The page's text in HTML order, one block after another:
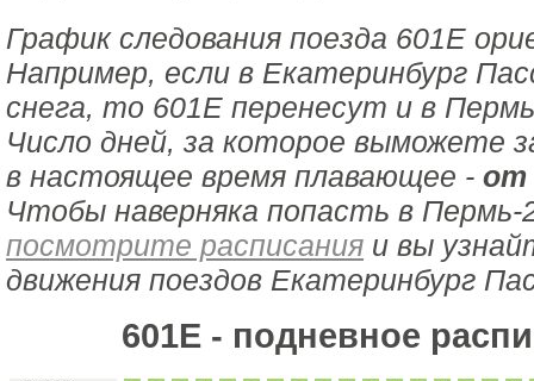
График следования поезда 601Е
Например, если в Екатеринбург
снега, то 601Е перенесут и в
Число дней, за которое выможете
в настоящее время плавающее - от
Чтобы наверняка попасть в Пермь-
посмотрите расписания и вы
движения поездов Екатеринбург
601Е - подневное